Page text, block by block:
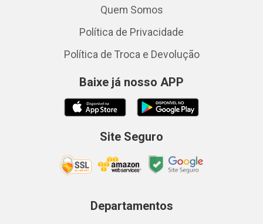
Quem Somos
Política de Privacidade
Política de Troca e Devolução
Baixe já nosso APP
Site Seguro
Departamentos